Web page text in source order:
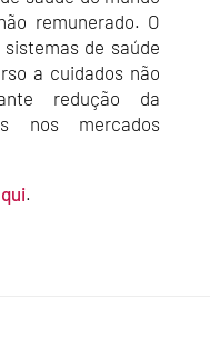
remunerado. O
de saúde
a cuidados não
redução da
nos mercados
.